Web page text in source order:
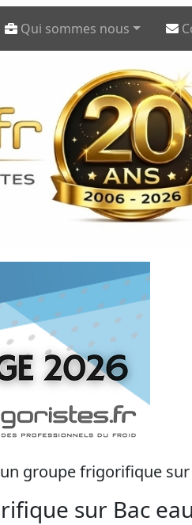
Qui sommes nous
groupe frigorifique sur
sur Bac